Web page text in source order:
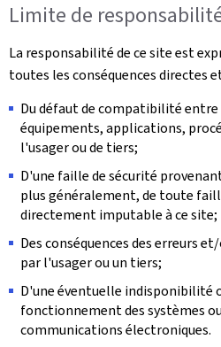
Limite de
La responsabilité de ce site est
toutes les conséquences directes
Du défaut de compatibilité
équipements, applications,
l'usager ou de tiers;
D'une faille de sécurité
plus généralement, de toute
directement imputable à ce site;
Des conséquences des erreurs
par l'usager ou un tiers;
D'une éventuelle indisponibilité
fonctionnement des systèmes
communications électroniques.